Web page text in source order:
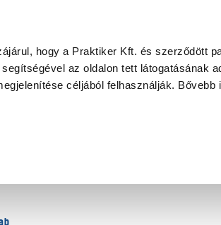
hogy a Praktiker Kft. és szerződött
az oldalon tett látogatásának
céljából felhasználják. Bővebb
Szakiajánló Ügyintézés és Információ